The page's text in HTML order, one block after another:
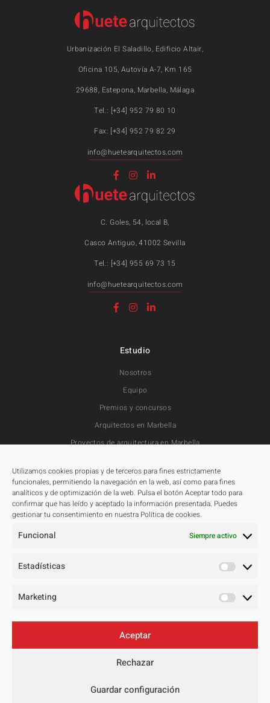
Utilizamos cookies propias y de terceros para fines estrictamente
funcionales, permitiendo la navegación en la web, así como para fines
analíticos y de optimización de la web. Pulsa el botón Aceptar todo para
confirmar que has leído y aceptado la información presentada. Puedes
gestionar tu consentimiento en nuestra Política de cookies.
Funcional Siempre activo
Estadísticas
Marketing
Aceptar
Rechazar
Guardar configuración
Urbanización El Saladillo, Edificio Altair,
Oficina 105, Autovía A-7, Km 165
29688, Estepona, Marbella, Málaga
Tel.: [+34] 952 79 80 10
Fax: [+34] 952 79 82 29
info@huetearquitectos.com
C. Goles, 54, local B,
Casco Antiguo, 41002 Sevilla
Tel.: [+34] 955 69 73 15
info@huetearquitectos.com
Estudio
Nosotros
Equipo
Premios y concursos
Arquitectos en Marbella
Proyectos de arquitectura en Marbella
Proyectos
Todos
Residenciales
Contacto
Política de privacidad